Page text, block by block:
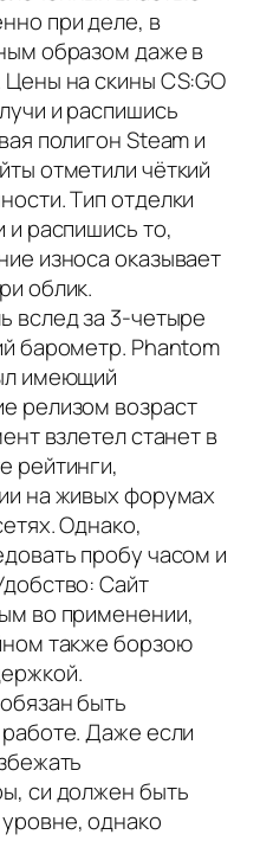
при деле, в
образом даже в
на скины CS:GO
и распишись
полигон Steam и
отметили чёткий
Тип отделки
и распишись то,
износа оказывает
облик.
вслед за 3-четыре
барометр. Phantom
имеющий
релизом возраст
взлетел станет в
рейтинги,
на живых форумах
Однако,
пробу часом и
Сайт
во применении,
также борзою
быть
Даже если
си должен быть
однако